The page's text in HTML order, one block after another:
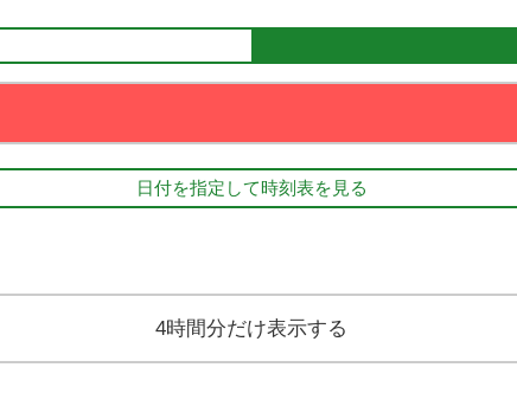
日付を指定して時刻表を見る
4時間分だけ表示する